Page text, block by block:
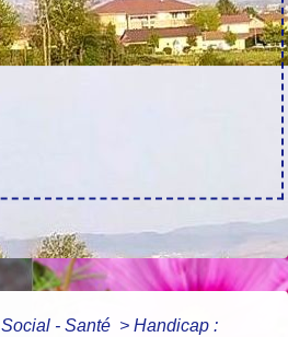
Social - Santé > Handicap :